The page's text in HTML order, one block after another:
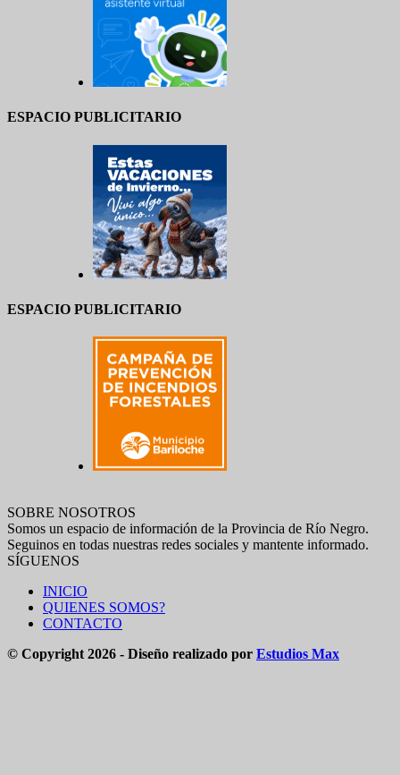
ESPACIO PUBLICITARIO
ESPACIO PUBLICITARIO
SOBRE NOSOTROS
Somos un espacio de información de la Provincia de Río Negro.
Seguinos en todas nuestras redes sociales y mantente informado.
SÍGUENOS
INICIO
QUIENES SOMOS?
CONTACTO
© Copyright 2026 - Diseño realizado por Estudios Max